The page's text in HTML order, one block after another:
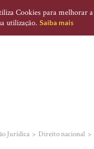
Cookies para melhorar
utilização. Saiba mais
Jurídica Direito nacional